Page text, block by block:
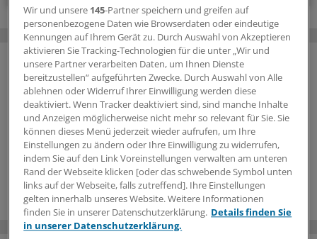
Wir und unsere 145-Partner speichern und greifen auf
personenbezogene Daten wie Browserdaten oder eindeutige
Kennungen auf Ihrem Gerät zu. Durch Auswahl von Akzeptieren
aktivieren Sie Tracking-Technologien für die unter „Wir und
unsere Partner verarbeiten Daten, um Ihnen Dienste
bereitzustellen“ aufgeführten Zwecke. Durch Auswahl von Alle
ablehnen oder Widerruf Ihrer Einwilligung werden diese
deaktiviert. Wenn Tracker deaktiviert sind, sind manche Inhalte
und Anzeigen möglicherweise nicht mehr so relevant für Sie. Sie
können dieses Menü jederzeit wieder aufrufen, um Ihre
Einstellungen zu ändern oder Ihre Einwilligung zu widerrufen,
indem Sie auf den Link Voreinstellungen verwalten am unteren
Rand der Webseite klicken [oder das schwebende Symbol unten
links auf der Webseite, falls zutreffend]. Ihre Einstellungen
gelten innerhalb unseres Website. Weitere Informationen
finden Sie in unserer Datenschutzerklärung. Details finden Sie
in unserer Datenschutzerklärung.